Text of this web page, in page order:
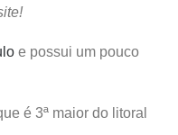
e possui um pouco
é 3ª maior do litoral